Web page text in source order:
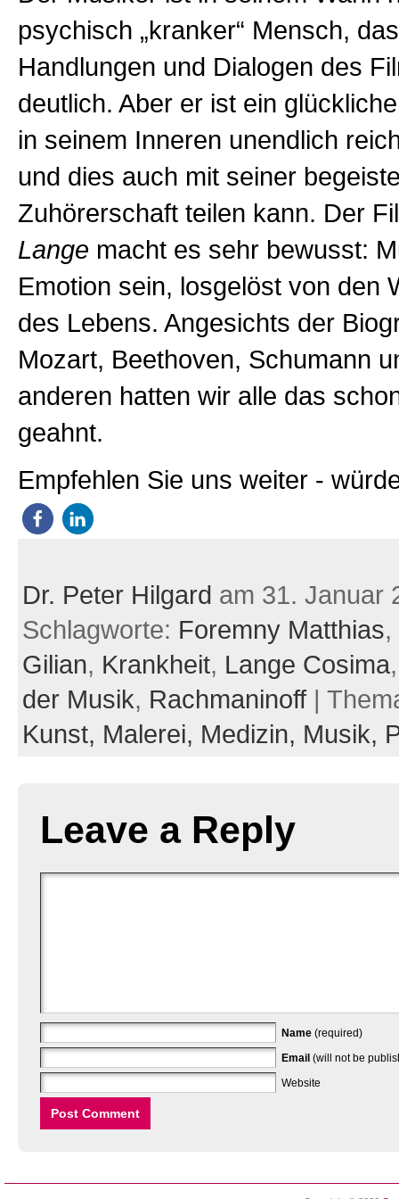
psychisch „kranker“ Mensch,
Handlungen und Dialogen des
deutlich. Aber er ist ein
in seinem Inneren unendlich
und dies auch mit seiner
Zuhörerschaft teilen kann. Der
Lange macht es sehr bewusst:
Emotion sein, losgelöst von den
des Lebens. Angesichts der
Mozart, Beethoven, Schumann
anderen hatten wir alle das
geahnt.
Empfehlen Sie uns weiter -
Dr. Peter Hilgard am 31. Januar
Schlagworte: Foremny Matthias,
Gilian, Krankheit, Lange Cosima
der Musik, Rachmaninoff|
Kunst, Malerei, Medizin, Musik,
Leave a Reply
Name (required)
Email (will not be
Website